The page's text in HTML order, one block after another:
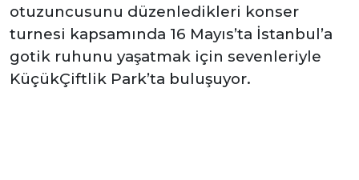
otuzuncusunu düzenledikleri konser
turnesi kapsamında 16 Mayıs’ta İstanbul’a
gotik ruhunu yaşatmak için sevenleriyle
KüçükÇiftlik Park’ta buluşuyor.